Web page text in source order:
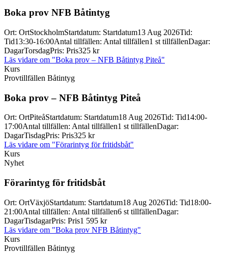
Boka prov NFB Båtintyg
Ort: OrtStockholmStartdatum: Startdatum13 Aug 2026Tid:
Tid13:30-16:00Antal tillfällen: Antal tillfällen1 st tillfällenDagar:
DagarTorsdagPris: Pris325 kr
Läs vidare om "Boka prov – NFB Båtintyg Piteå"
Kurs
Provtillfällen Båtintyg
Boka prov – NFB Båtintyg Piteå
Ort: OrtPiteåStartdatum: Startdatum18 Aug 2026Tid: Tid14:00-
17:00Antal tillfällen: Antal tillfällen1 st tillfällenDagar:
DagarTisdagPris: Pris325 kr
Läs vidare om "Förarintyg för fritidsbåt"
Kurs
Nyhet
Förarintyg för fritidsbåt
Ort: OrtVäxjöStartdatum: Startdatum18 Aug 2026Tid: Tid18:00-
21:00Antal tillfällen: Antal tillfällen6 st tillfällenDagar:
DagarTisdagarPris: Pris1 595 kr
Läs vidare om "Boka prov NFB Båtintyg"
Kurs
Provtillfällen Båtintyg